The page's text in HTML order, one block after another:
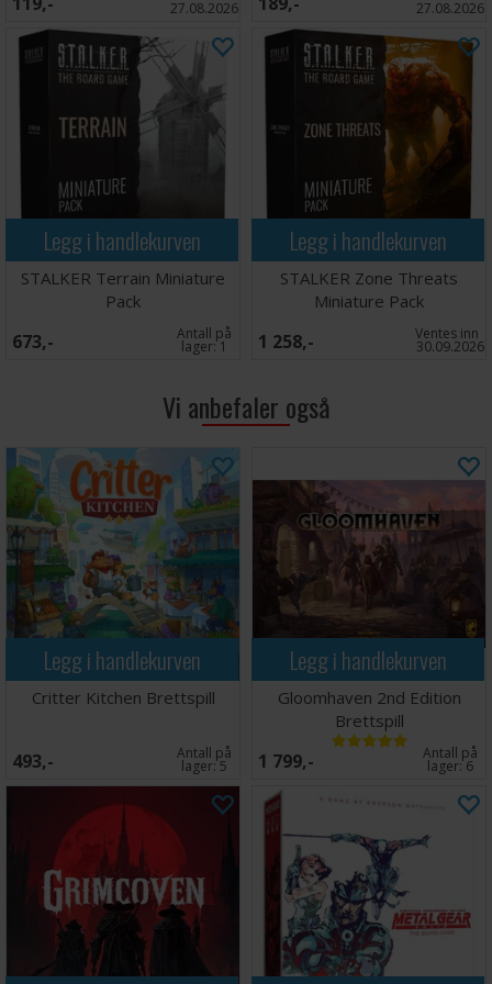
27.08.2026 27.08.2026
Legg i handlekurven
STALKER Terrain Miniature
Pack
673,- Antall på
lager:1
Legg i handlekurven
STALKER Zone Threats
Miniature Pack
1 258,- Ventes inn
30.09.2026
Vi anbefaler også
Legg i handlekurven
Critter Kitchen Brettspill
493,- Antall på
lager:5
Legg i handlekurven
Gloomhaven 2nd Edition
Brettspill
1 799,- Antall på
lager:6